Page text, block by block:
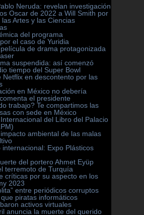
Neruda: revelan investigación
Oscar de 2022 a Will Smith por
Artes y las Ciencias
del programa
el caso de Yuridia
película de drama protagonizada
suspendida: así comenzó
tiempo del Super Bowl
Netflix en descontento por las
en México no debería
el presidente
trabajo? Te compartimos las
con sede en México
del Libro del Palacio
ambiental de las malas
internacional: Expo Plásticos
del portero Ahmet Eyüp
terremoto de Turquía
críticas por su aspecto en los
2023
entre periódicos corruptos
piratas informáticos
activos virtuales
anuncia la muerte del querido